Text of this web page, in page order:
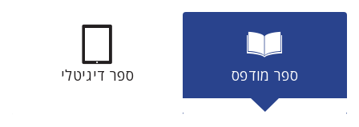
ספר מודפס ספר דיגיטלי